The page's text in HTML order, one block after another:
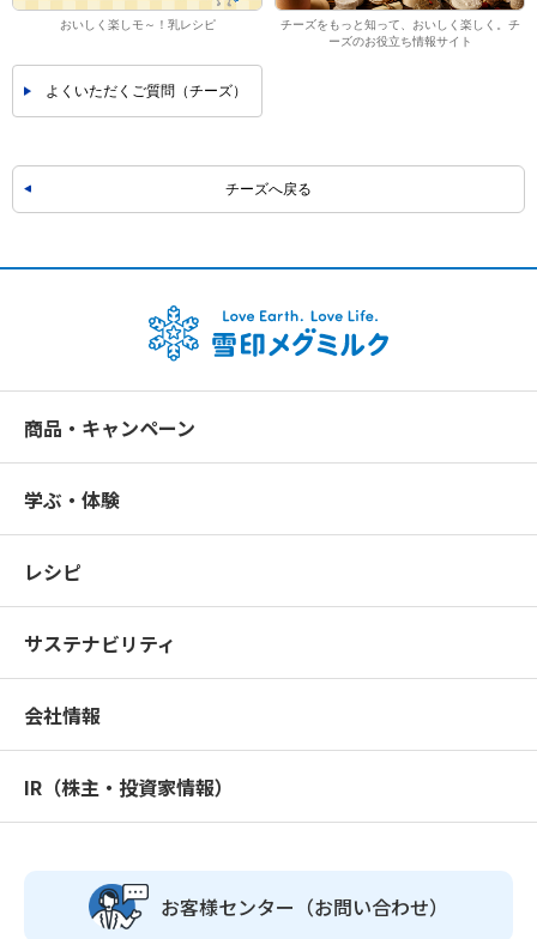
おいしく楽しモ～！乳レシピ
チーズをもっと知って、おいしく楽しく。チ
ーズのお役立ち情報サイト
よくいただくご質問（チーズ）
チーズへ戻る
商品・キャンペーン
学ぶ・体験
レシピ
サステナビリティ
会社情報
IR（株主・投資家情報）
お客様センター （お問い合わせ）